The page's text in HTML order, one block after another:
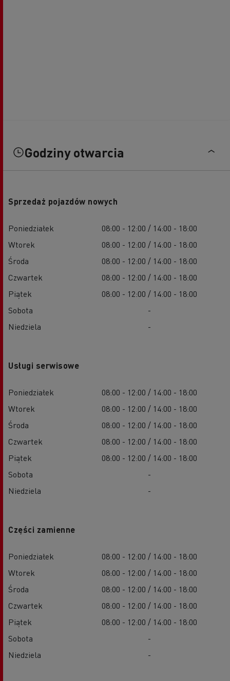
Godziny otwarcia
Sprzedaż pojazdów nowych
Poniedziałek
08:00 - 12:00 / 14:00 - 18:00
Wtorek
08:00 - 12:00 / 14:00 - 18:00
Środa
08:00 - 12:00 / 14:00 - 18:00
Czwartek
08:00 - 12:00 / 14:00 - 18:00
Piątek
08:00 - 12:00 / 14:00 - 18:00
Sobota
-
Niedziela
-
Usługi serwisowe
Poniedziałek
08:00 - 12:00 / 14:00 - 18:00
Wtorek
08:00 - 12:00 / 14:00 - 18:00
Środa
08:00 - 12:00 / 14:00 - 18:00
Czwartek
08:00 - 12:00 / 14:00 - 18:00
Piątek
08:00 - 12:00 / 14:00 - 18:00
Sobota
-
Niedziela
-
Części zamienne
Poniedziałek
08:00 - 12:00 / 14:00 - 18:00
Wtorek
08:00 - 12:00 / 14:00 - 18:00
Środa
08:00 - 12:00 / 14:00 - 18:00
Czwartek
08:00 - 12:00 / 14:00 - 18:00
Piątek
08:00 - 12:00 / 14:00 - 18:00
Sobota
-
Niedziela
-